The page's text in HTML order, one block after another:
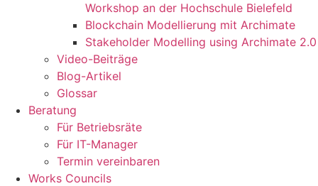
Workshop an der Hochschule Bielefeld
Blockchain Modellierung mit Archimate
Stakeholder Modelling using Archimate 2.0
Video-Beiträge
Blog-Artikel
Glossar
Beratung
Für Betriebsräte
Für IT-Manager
Termin vereinbaren
Works Councils